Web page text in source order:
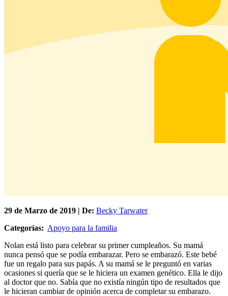
29 de Marzo de 2019 | De: Becky Tarwater
Categorías: Apoyo para la familia
Nolan está listo para celebrar su primer cumpleaños. Su mamá
nunca pensó que se podía embarazar. Pero se embarazó. Este bebé
fue un regalo para sus papás. A su mamá se le preguntó en varias
ocasiones si quería que se le hiciera un examen genético. Ella le dijo
al doctor que no. Sabía que no existía ningún tipo de resultados que
le hicieran cambiar de opinión acerca de completar su embarazo.